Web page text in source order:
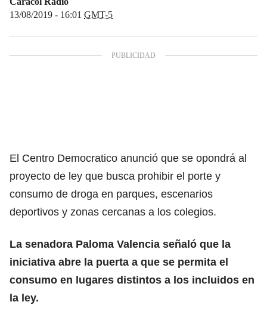
13/08/2019 - 16:01 GMT-5
El Centro Democratico anunció que se opondrá al
proyecto de ley que busca prohibir el porte y
consumo de droga en parques, escenarios
deportivos y zonas cercanas a los colegios.
La senadora Paloma Valencia señaló que la
iniciativa abre la puerta a que se permita el
consumo en lugares distintos a los incluidos en
la ley.